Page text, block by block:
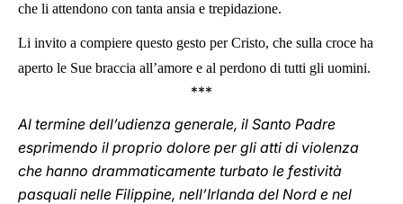
che li attendono con tanta ansia e trepidazione.
Li invito a compiere questo gesto per Cristo, che sulla croce ha
aperto le Sue braccia all’amore e al perdono di tutti gli uomini.
***
Al termine dell’udienza generale, il Santo Padre
esprimendo il proprio dolore per gli atti di violenza
che hanno drammaticamente turbato le festività
pasquali nelle Filippine, nell’Irlanda del Nord e nel